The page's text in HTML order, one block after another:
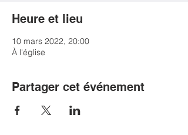
Heure et lieu
10 mars 2022, 20:00
À l'église
Partager cet événement